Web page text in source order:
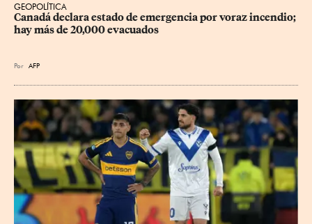
GEOPOLÍTICA
Canadá declara estado de emergencia por voraz incendio;
hay más de 20,000 evacuados
Por AFP